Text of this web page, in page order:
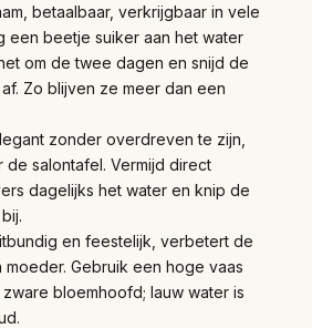
betaalbaar, verkrijgbaar in vele
een beetje suiker aan het water
om de twee dagen en snijd de
Zo blijven ze meer dan een
zonder overdreven te zijn,
de salontafel. Vermijd direct
dagelijks het water en knip de
en feestelijk, verbetert de
moeder. Gebruik een hoge vaas
bloemhoofd; lauw water is